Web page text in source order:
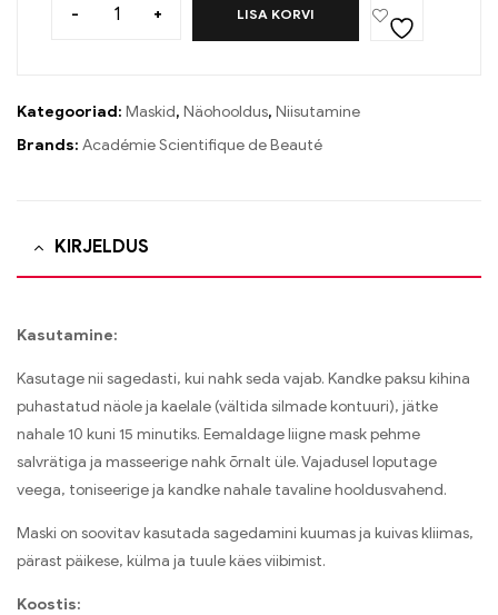
- + LISA KORVI
Kategooriad: Maskid, Näohooldus, Niisutamine
Brands: Académie Scientifique de Beauté
KIRJELDUS
Kasutamine:
Kasutage nii sagedasti, kui nahk seda vajab. Kandke paksu kihina
puhastatud näole ja kaelale (vältida silmade kontuuri), jätke
nahale 10 kuni 15 minutiks. Eemaldage liigne mask pehme
salvrätiga ja masseerige nahk õrnalt üle. Vajadusel loputage
veega, toniseerige ja kandke nahale tavaline hooldusvahend.
Maski on soovitav kasutada sagedamini kuumas ja kuivas kliimas,
pärast päikese, külma ja tuule käes viibimist.
Koostis: